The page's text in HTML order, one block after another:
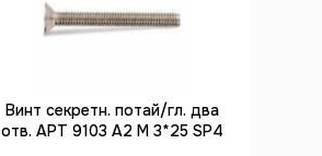
Винт секретн. потай/гл. два
отв. АРТ 9103 А2 M 3*25 SP4